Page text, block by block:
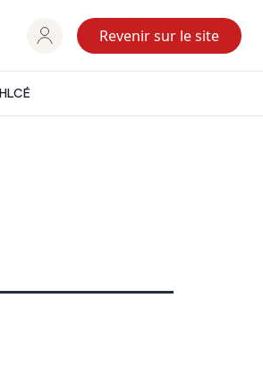
Revenir sur le site
HLCÉ